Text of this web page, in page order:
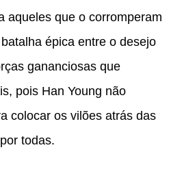
aqueles que o corromperam
épica entre o desejo
gananciosas que
pois Han Young não
colocar os vilões atrás das
todas.